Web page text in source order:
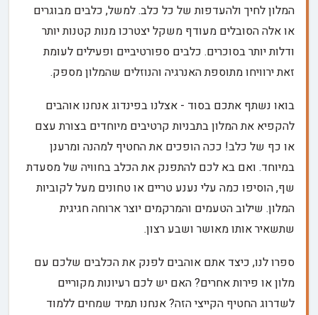
המלון לחיך ולהעדפות של כל כלב. למשל, כלבים מבוגרים
או אלה הסובלים מעודף משקל יצטרכו מנות קטנות יותר
ודלות יותר בסוכרים. כלבים ספורטיביים ופעילים לעומת
זאת ירוויחו מתוספת האנרגיה והנוזלים שהמלון מספק.
בואו נשתף אתכם בסוד - אצלנו בפינדוג אנחנו אוהבים
להקפיא את המלון בתבניות קרטיבים מיוחדים בצורת עצם
או כף של כלב! ככה הופכים את החטיף למהנה ומרענן
במיוחד. ואם בא לכם להתפנק את הכלב בחוויה של מסעדת
שף, הוסיפו כמה עלי נענע טריים או טחונים מעל לקוביות
המלון. שילוב הטעמים והמרקמים יוצר ארוחה חגיגית
שתשאיר אותו מאושר ושבע רצון.
ספרו לנו, כיצד אתם אוהבים לפנק את הכלבים שלכם עם
מלון או פירות אחרים? האם יש לכם רעיונות מקוריים
לשדרוג החטיף הקייצי הזה? אנחנו תמיד שמחים ללמוד